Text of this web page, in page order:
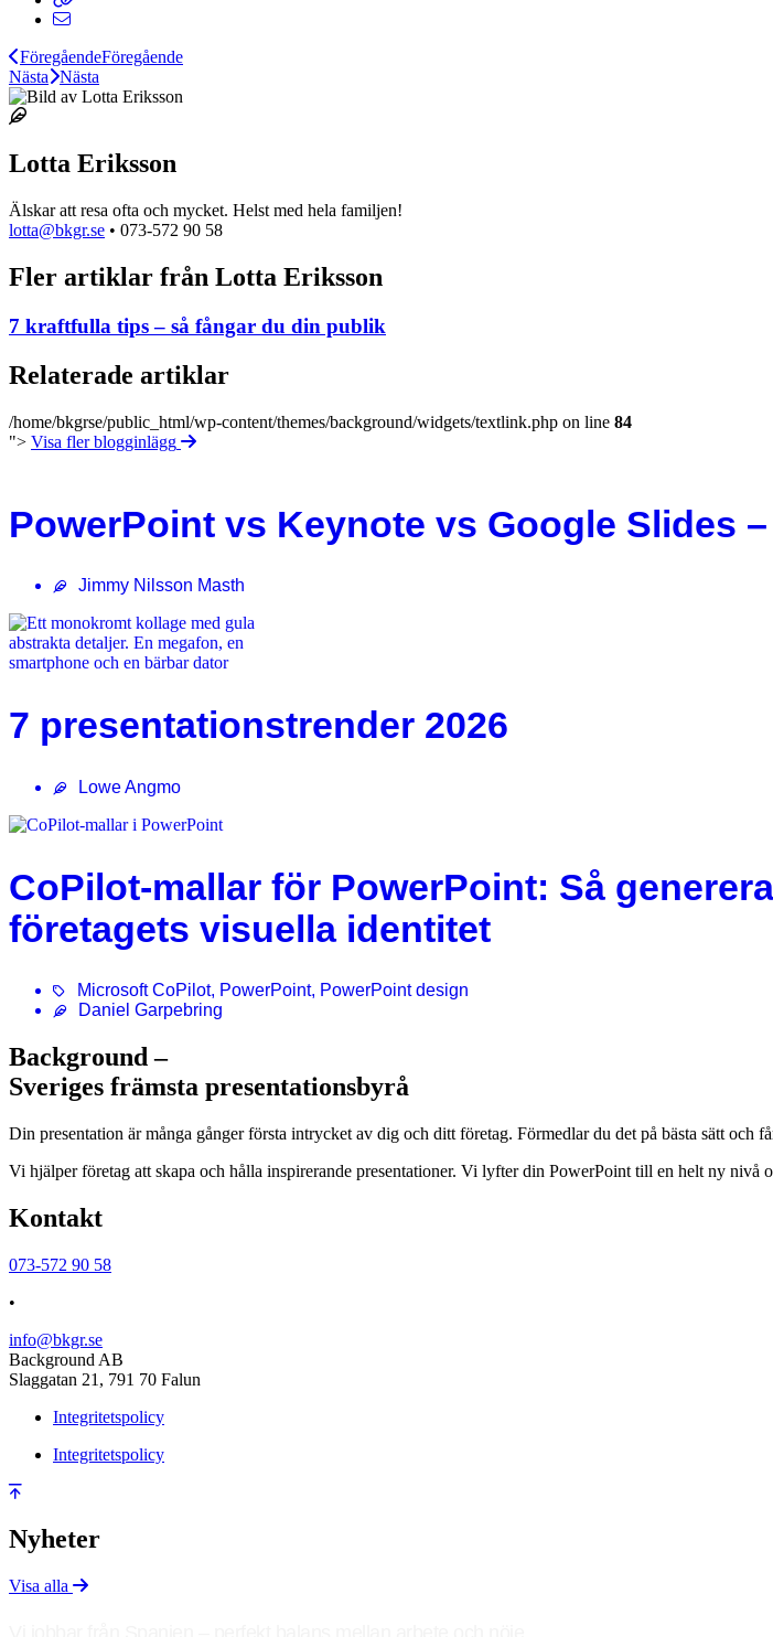
FöregåendeFöregående
Nästa
Nästa
Lotta Eriksson
Älskar att resa ofta och mycket. Helst med hela familjen!
lotta@bkgr.se • 073-572 90 58
Fler artiklar från Lotta Eriksson
7 kraftfulla tips – så fångar du din publik
Relaterade artiklar
/home/bkgrse/public_html/wp-content/themes/background/widgets/textlink.php on line 84
"> Visa fler blogginlägg
PowerPoint vs Keynote vs Google Slides
Jimmy Nilsson Masth
7 presentationstrender 2026
Lowe Angmo
CoPilot-mallar för PowerPoint: Så
företagets visuella identitet
Microsoft CoPilot, PowerPoint, PowerPoint design
Daniel Garpebring
Background –
Sveriges främsta presentationsbyrå
Din presentation är många gånger första intrycket av dig och ditt företag. Förmedlar du det på bästa sätt och
Vi hjälper företag att skapa och hålla inspirerande presentationer. Vi lyfter din PowerPoint till en helt ny
Kontakt
073-572 90 58
•
info@bkgr.se
Background AB
Slaggatan 21, 791 70 Falun
Integritetspolicy
Integritetspolicy
Nyheter
Visa alla